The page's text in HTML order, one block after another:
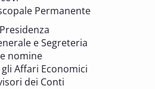
di cultura. Archivi
patrimonio
DI CULTO
Permanente
e Segreteria
nomine
Affari Economici
dei Conti